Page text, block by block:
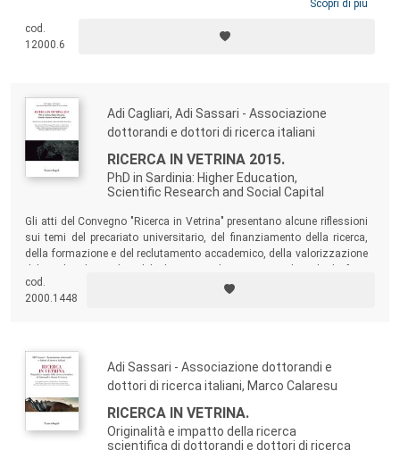
(ADI), mette al centro il lavoro che dottorandi e dottori di ricerca non
“Ricerca è democrazia” è il tema proposto, al fine di riflettere sul ruolo
della ricerca come forma di “attivismo sociale” con forti implicazioni
Scopri di più
cod.
12000.6
Adi Cagliari, Adi Sassari - Associazione
dottorandi e dottori di ricerca italiani
RICERCA IN VETRINA 2015.
PhD in Sardinia: Higher Education,
Scientific Research and Social Capital
Gli atti del Convegno "Ricerca in Vetrina" presentano alcune riflessioni
sui temi del precariato universitario, del finanziamento della ricerca,
della formazione e del reclutamento accademico, della valorizzazione
dell’università. Una riflessione da diverse angolazioni sullo scenario
che si offre a trent’anni dall’istituzione del primo ciclo di Alta
cod.
2000.1448
Adi Sassari - Associazione dottorandi e
dottori di ricerca italiani, Marco Calaresu
RICERCA IN VETRINA.
Originalità e impatto della ricerca
scientifica di dottorandi e dottori di ricerca